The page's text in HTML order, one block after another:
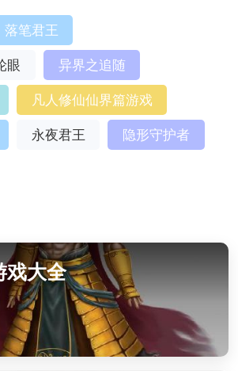
落笔君王
眼
异界之追随
凡人修仙仙界篇游戏
永夜君王
隐形守护者
戏大全